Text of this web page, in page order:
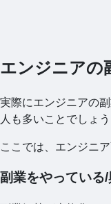
エンジニアの
実際にエンジニアの
人も多いことでしょう
ここでは、エンジニ
副業をやっている